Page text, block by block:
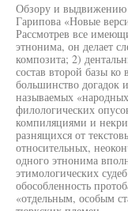
Обзору и выдвижению
Гарипова «Новые
Рассмотрев все
этнонима, он делает
композита; 2)
состав второй базы
большинство догадок
называемых
филологических
компиляциями и
разнящихся от
относительных,
одного этнонима
этимологических
обособленность
«отдельным, особым